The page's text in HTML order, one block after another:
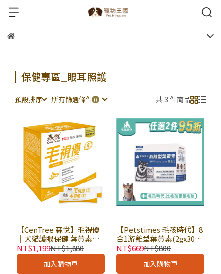
保健專區_眼耳照護
預設排序 所有篩選條件 共 3 件商品
【CenTree 森悅】毛視優
｜犬貓護眼保健 葉黃素補
充 1g×30包入 × 盒｜熟齡
毛孩 眼睛保養 抗氧化日常
NT$1,199NT$1,880
加入購物車
【Petstimes 毛孩時代】8
合1游離型葉黃素(2gx30
包) × 盒｜寵物營養保健
寵物保健品 眼睛保健
NT$669NT$800
加入購物車